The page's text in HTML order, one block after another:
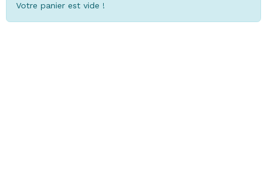
Votre panier est vide !